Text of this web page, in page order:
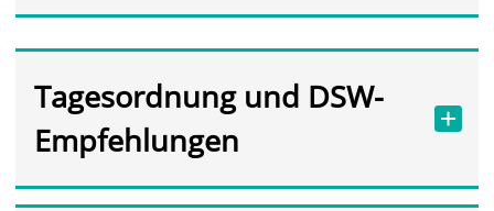
Tagesordnung und DSW-
Empfehlungen